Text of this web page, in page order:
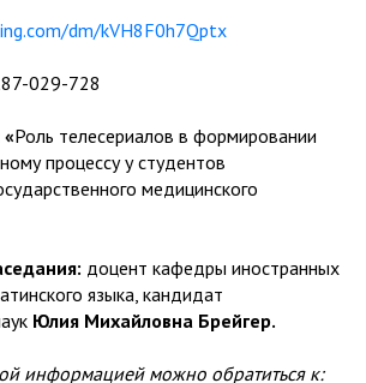
dm/kVH8F0h7Qptx
029-728
Роль телесериалов в формировании
процессу у студентов
медицинского
доцент кафедры иностранных
языка, кандидат
Юлия Михайловна Брейгер.
информацией можно обратиться к: